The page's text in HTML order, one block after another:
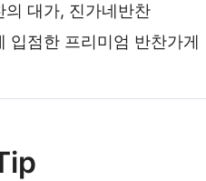
의 대가, 진가네반찬
입점한 프리미엄 반찬가게